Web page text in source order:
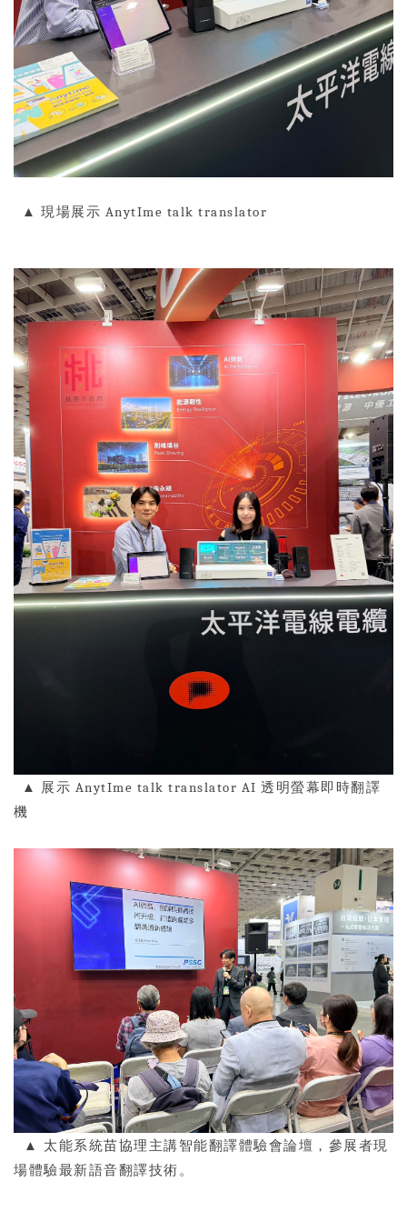
▲ 現場展示 AnytIme talk translator
▲ 展示 AnytIme talk translator AI 透明螢幕即時翻譯
機
▲ 太能系統苗協理主講智能翻譯體驗會論壇，參展者現
場體驗最新語音翻譯技術。